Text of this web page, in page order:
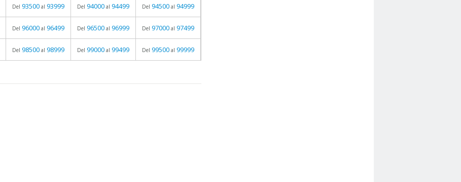
Del 93500 al 93999 Del 94000 al 94499 Del 94500 al 94999
Del 96000 al 96499 Del 96500 al 96999 Del 97000 al 97499
Del 98500 al 98999 Del 99000 al 99499 Del 99500 al 99999